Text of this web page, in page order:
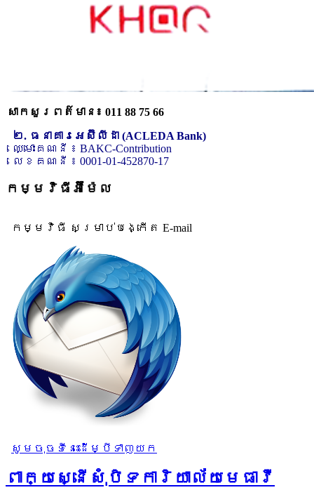
សាកសួរពត៌មាន៖ 011 88 75 66
២. ធនាគារអេស៊ីលីដា (ACLEDA Bank)
ឈ្មោះគណនី ៖ BAKC-Contribution
លេខគណនី ៖ 0001-01-452870-17
កម្មវិធីអ៊ីម៉ែល
កម្មវិធី សម្រាប់បង្កើត E-mail
សូមចុចទីនេះដើម្បីទាញយក
ពាក្យស្នើសុំបិទការិយាល័យមេធាវី